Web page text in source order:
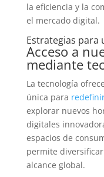
la eficiencia y la
el mercado digital.
Estrategias para
Acceso a
mediante
La tecnología
única para
explorar nuevos
digitales
espacios de
permite
alcance global.